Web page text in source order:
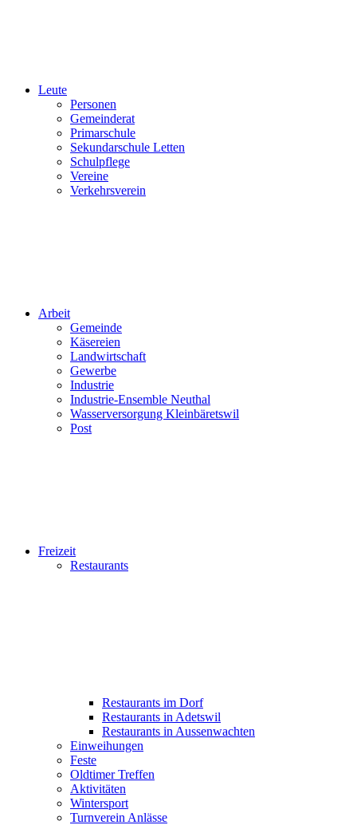
Leute
Personen
Gemeinderat
Primarschule
Sekundarschule Letten
Schulpflege
Vereine
Verkehrsverein
Arbeit
Gemeinde
Käsereien
Landwirtschaft
Gewerbe
Industrie
Industrie-Ensemble Neuthal
Wasserversorgung Kleinbäretswil
Post
Freizeit
Restaurants
Restaurants im Dorf
Restaurants in Adetswil
Restaurants in Aussenwachten
Einweihungen
Feste
Oldtimer Treffen
Aktivitäten
Wintersport
Turnverein Anlässe